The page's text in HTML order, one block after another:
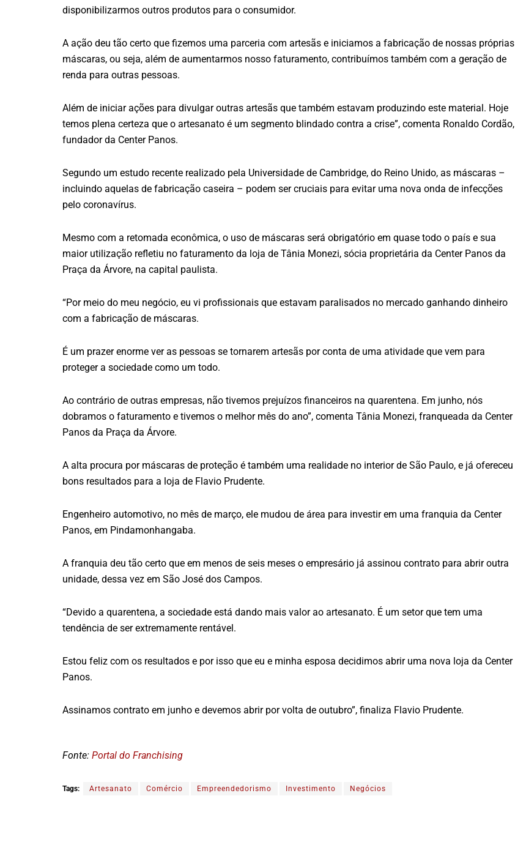
disponibilizarmos outros produtos para o consumidor.
A ação deu tão certo que fizemos uma parceria com artesãs e iniciamos a fabricação de nossas próprias
máscaras, ou seja, além de aumentarmos nosso faturamento, contribuímos também com a geração de
renda para outras pessoas.
Além de iniciar ações para divulgar outras artesãs que também estavam produzindo este material. Hoje
temos plena certeza que o artesanato é um segmento blindado contra a crise”, comenta Ronaldo Cordão,
fundador da Center Panos.
Segundo um estudo recente realizado pela Universidade de Cambridge, do Reino Unido, as máscaras –
incluindo aquelas de fabricação caseira – podem ser cruciais para evitar uma nova onda de infecções
pelo coronavírus.
Mesmo com a retomada econômica, o uso de máscaras será obrigatório em quase todo o país e sua
maior utilização refletiu no faturamento da loja de Tânia Monezi, sócia proprietária da Center Panos da
Praça da Árvore, na capital paulista.
“Por meio do meu negócio, eu vi profissionais que estavam paralisados no mercado ganhando dinheiro
com a fabricação de máscaras.
É um prazer enorme ver as pessoas se tornarem artesãs por conta de uma atividade que vem para
proteger a sociedade como um todo.
Ao contrário de outras empresas, não tivemos prejuízos financeiros na quarentena. Em junho, nós
dobramos o faturamento e tivemos o melhor mês do ano”, comenta Tânia Monezi, franqueada da Center
Panos da Praça da Árvore.
A alta procura por máscaras de proteção é também uma realidade no interior de São Paulo, e já ofereceu
bons resultados para a loja de Flavio Prudente.
Engenheiro automotivo, no mês de março, ele mudou de área para investir em uma franquia da Center
Panos, em Pindamonhangaba.
A franquia deu tão certo que em menos de seis meses o empresário já assinou contrato para abrir outra
unidade, dessa vez em São José dos Campos.
“Devido a quarentena, a sociedade está dando mais valor ao artesanato. É um setor que tem uma
tendência de ser extremamente rentável.
Estou feliz com os resultados e por isso que eu e minha esposa decidimos abrir uma nova loja da Center
Panos.
Assinamos contrato em junho e devemos abrir por volta de outubro”, finaliza Flavio Prudente.
Fonte: Portal do Franchising
Tags: Artesanato Comércio Empreendedorismo Investimento Negócios